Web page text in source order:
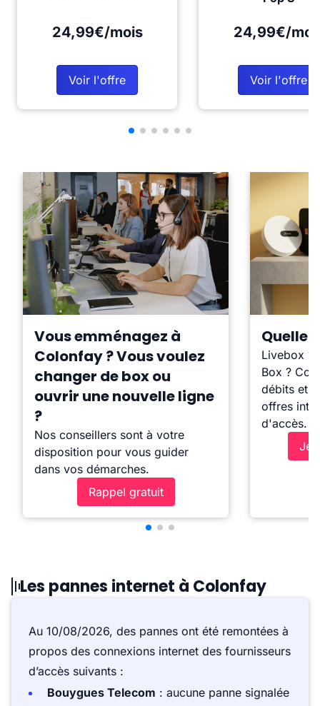
24,99€/mois
Voir l'offre
24,99€/
Voir l'offre
Vous emménagez à
Colonfay ? Vous voulez
changer de box ou
ouvrir une nouvelle ligne
?
Nos conseillers sont à votre
disposition pour vous guider
dans vos démarches.
Rappel gratuit
Quelle
Livebox ?
Box ?
débits et
offres
d'accès.
Je
Les pannes internet à Colonfay
Au 10/08/2026, des pannes ont été remontées à
propos des connexions internet des fournisseurs
d’accès suivants :
Bouygues Telecom : aucune panne signalée